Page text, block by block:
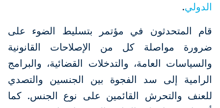
الدولي.
قام المتحدثون في مؤتمر بتسليط الضوء على
ضرورة مواصلة كل من الإصلاحات القانونية
والسياسات العامة، والتدخلات القضائية، والبرامج
الرامية إلى سد الفجوة بين الجنسين والتصدي
للعنف والتحرش القائمين على نوع الجنس. كما